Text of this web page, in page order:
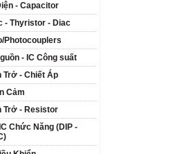
- Capacitor
- Thyristor - Diac
Photocouplers
- IC Công suất
Trở - Chiết Áp
Cảm
Trở - Resistor
Chức Năng (DIP -